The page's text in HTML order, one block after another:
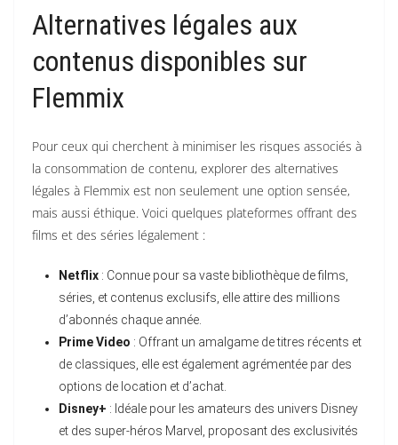
Alternatives légales aux
contenus disponibles sur
Flemmix
Pour ceux qui cherchent à minimiser les risques associés à
la consommation de contenu, explorer des alternatives
légales à Flemmix est non seulement une option sensée,
mais aussi éthique. Voici quelques plateformes offrant des
films et des séries légalement :
Netflix : Connue pour sa vaste bibliothèque de films,
séries, et contenus exclusifs, elle attire des millions
d’abonnés chaque année.
Prime Video : Offrant un amalgame de titres récents et
de classiques, elle est également agrémentée par des
options de location et d’achat.
Disney+ : Idéale pour les amateurs des univers Disney
et des super-héros Marvel, proposant des exclusivités